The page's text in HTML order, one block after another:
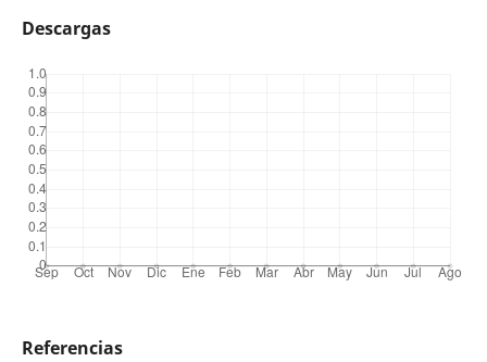
Descargas
Referencias